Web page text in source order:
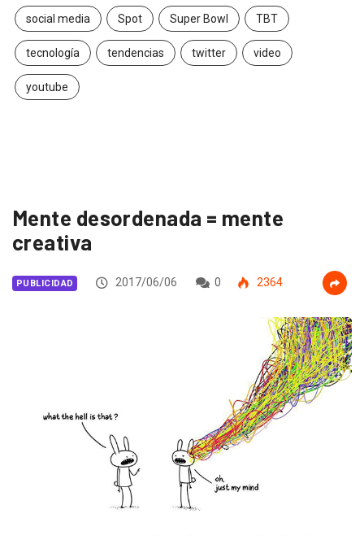
social media Spot Super Bowl TBT
tecnología tendencias twitter video
youtube
Mente desordenada = mente
creativa
PUBLICIDAD 2017/06/06 0 2364